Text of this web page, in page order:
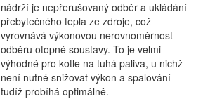
nádrží je nepřerušovaný odběr a ukládání
přebytečného tepla ze zdroje, což
vyrovnává výkonovou nerovnoměrnost
odběru otopné soustavy. To je velmi
výhodné pro kotle na tuhá paliva, u nichž
není nutné snižovat výkon a spalování
tudíž probíhá optimálně.